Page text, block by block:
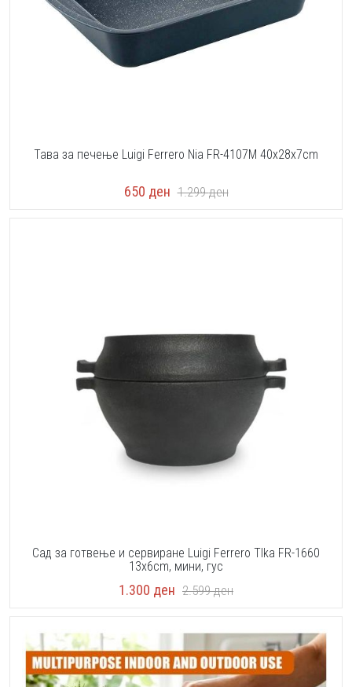
Тава за печење Luigi Ferrero Nia FR-4107M 40x28x7cm
650 ден 1.299ден
Сад за готвење и сервиране Luigi Ferrero TIka FR-1660
13x6cm, мини, гус
1.300 ден 2.599ден